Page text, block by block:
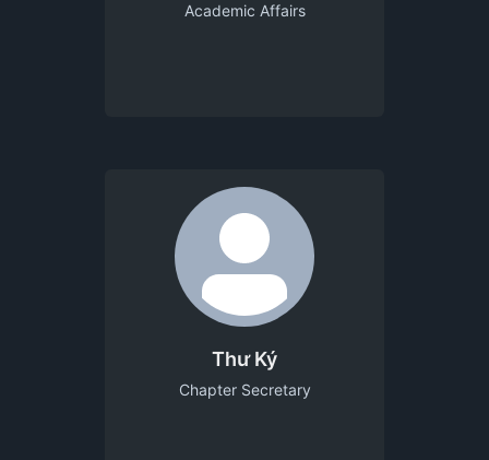
Academic Affairs
Thư Ký
Chapter Secretary